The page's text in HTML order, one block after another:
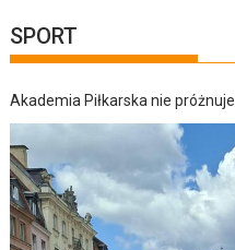
SPORT
Akademia Piłkarska nie próżnuje